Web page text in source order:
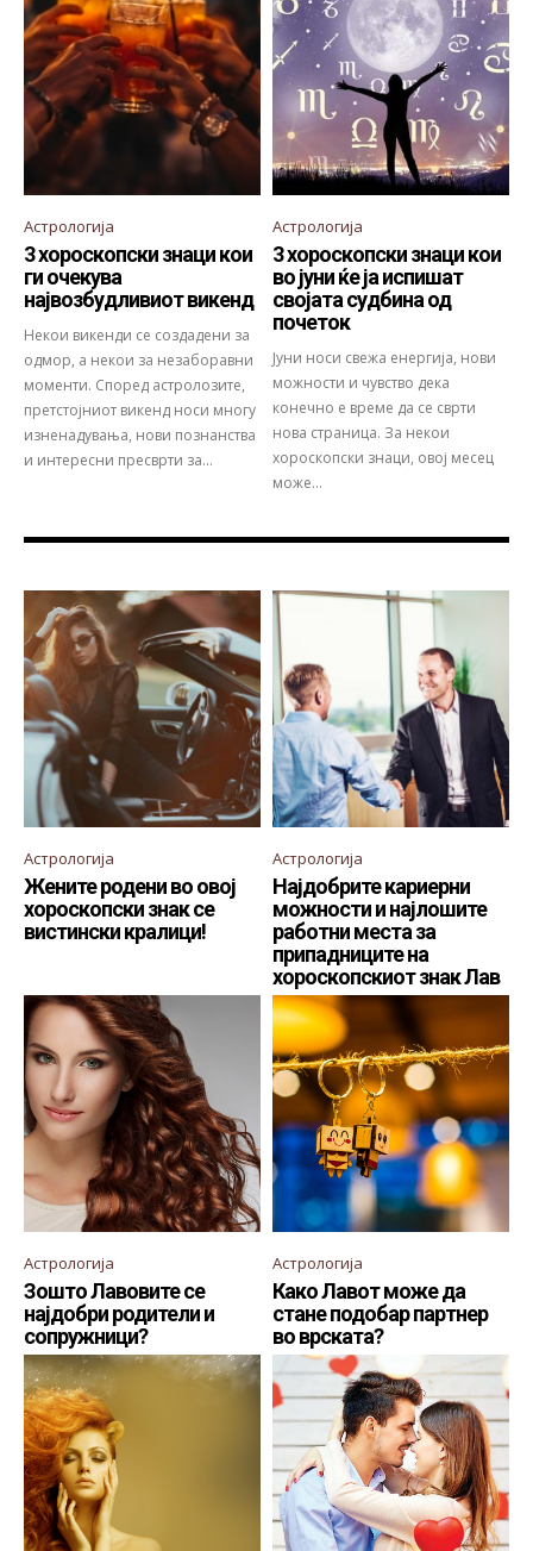
Астрологија
3 хороскопски знаци кои
ги очекува
највозбудливиот викенд
Некои викенди се создадени за
одмор, а некои за незаборавни
моменти. Според астролозите,
претстојниот викенд носи многу
изненадувања, нови познанства
и интересни пресврти за...
Астрологија
3 хороскопски знаци кои
во јуни ќе ја испишат
својата судбина од
почеток
Јуни носи свежа енергија, нови
можности и чувство дека
конечно е време да се сврти
нова страница. За некои
хороскопски знаци, овој месец
може...
Астрологија
Жените родени во овој
хороскопски знак се
вистински кралици!
Астрологија
Најдобрите кариерни
можности и најлошите
работни места за
припадниците на
хороскопскиот знак Лав
Астрологија
Зошто Лавовите се
најдобри родители и
сопружници?
Астрологија
Како Лавот може да
стане подобар партнер
во врската?